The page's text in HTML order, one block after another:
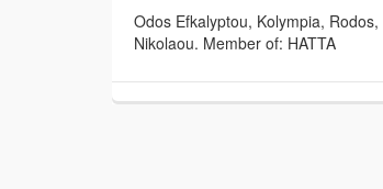
Odos Efkalyptou, Kolympia,
Nikolaou. Member of: HATTA